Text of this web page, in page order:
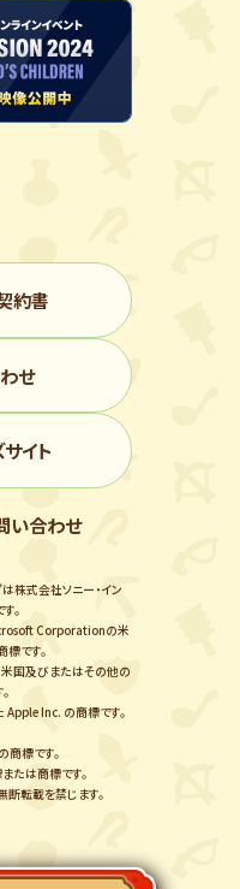
約書
せ
イト
い合わせ
は株式会社ソニー・イン
。
Corporationの米
です。
国及びまたはその他の
Inc. の商標です。
標です。
たは商標です。
断転載を禁じます。